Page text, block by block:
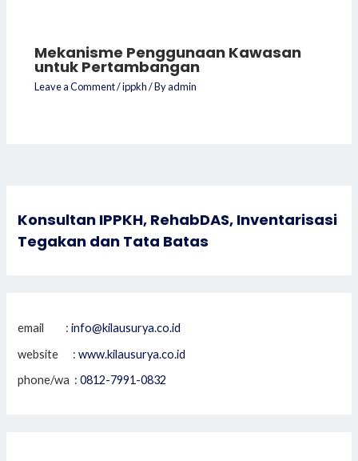
Mekanisme Penggunaan Kawasan
untuk Pertambangan
Leave a Comment/ippkh/ Byadmin
Konsultan IPPKH, RehabDAS, Inventarisasi
Tegakan dan Tata Batas
email :info@kilausurya.co.id
website :www.kilausurya.co.id
phone/wa :0812-7991-0832